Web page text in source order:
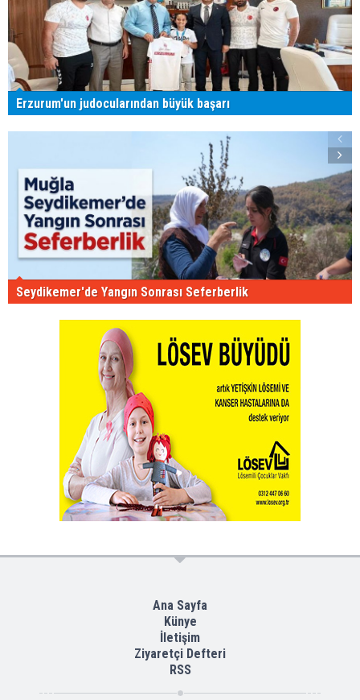
Erzurum'un judocularından büyük başarı
Seydikemer'de Yangın Sonrası Seferberlik
Ana Sayfa
Künye
İletişim
Ziyaretçi Defteri
RSS